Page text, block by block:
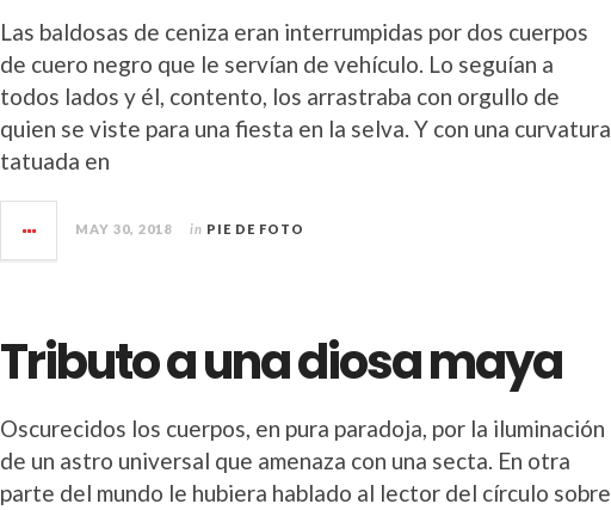
Las baldosas de ceniza eran interrumpidas por dos cuerpos
de cuero negro que le servían de vehículo. Lo seguían a
todos lados y él, contento, los arrastraba con orgullo de
quien se viste para una fiesta en la selva. Y con una curvatura
tatuada en
MAY 30, 2018 in PIE DE FOTO
Tributo a una diosa maya
Oscurecidos los cuerpos, en pura paradoja, por la iluminación
de un astro universal que amenaza con una secta. En otra
parte del mundo le hubiera hablado al lector del círculo sobre